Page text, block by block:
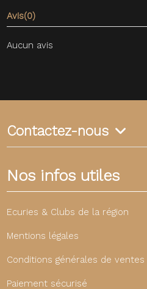
Avis(0)
Aucun avis
Contactez-nous
Nos infos utiles
Ecuries & Clubs de la région
Mentions légales
Conditions générales de ventes
Paiement sécurisé